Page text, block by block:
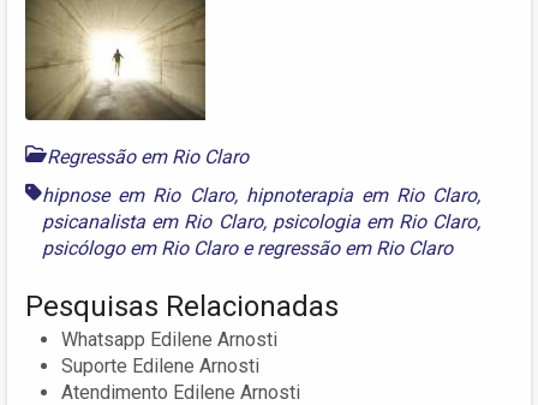
Regressão em Rio Claro
hipnose em Rio Claro, hipnoterapia em Rio Claro,
psicanalista em Rio Claro, psicologia em Rio Claro,
psicólogo em Rio Claroeregressão em Rio Claro
Pesquisas Relacionadas
Whatsapp Edilene Arnosti
Suporte Edilene Arnosti
Atendimento Edilene Arnosti